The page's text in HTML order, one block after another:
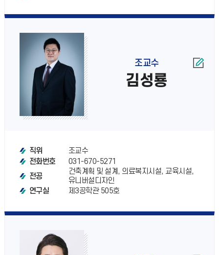
조교수
김성룡
직위
조교수
전화번호
031-670-5271
전공
건축계획 및 설계, 의료복지시설, 교육시설,
유니버설디자인
연구실
제3공학관 505호